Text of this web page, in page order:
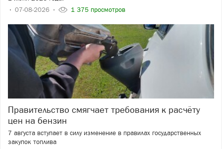
07-08-2026
1 375 просмотров
Правительство смягчает требования к расчёту
цен на бензин
7 августа вступает в силу изменение в правилах государственных
закупок топлива